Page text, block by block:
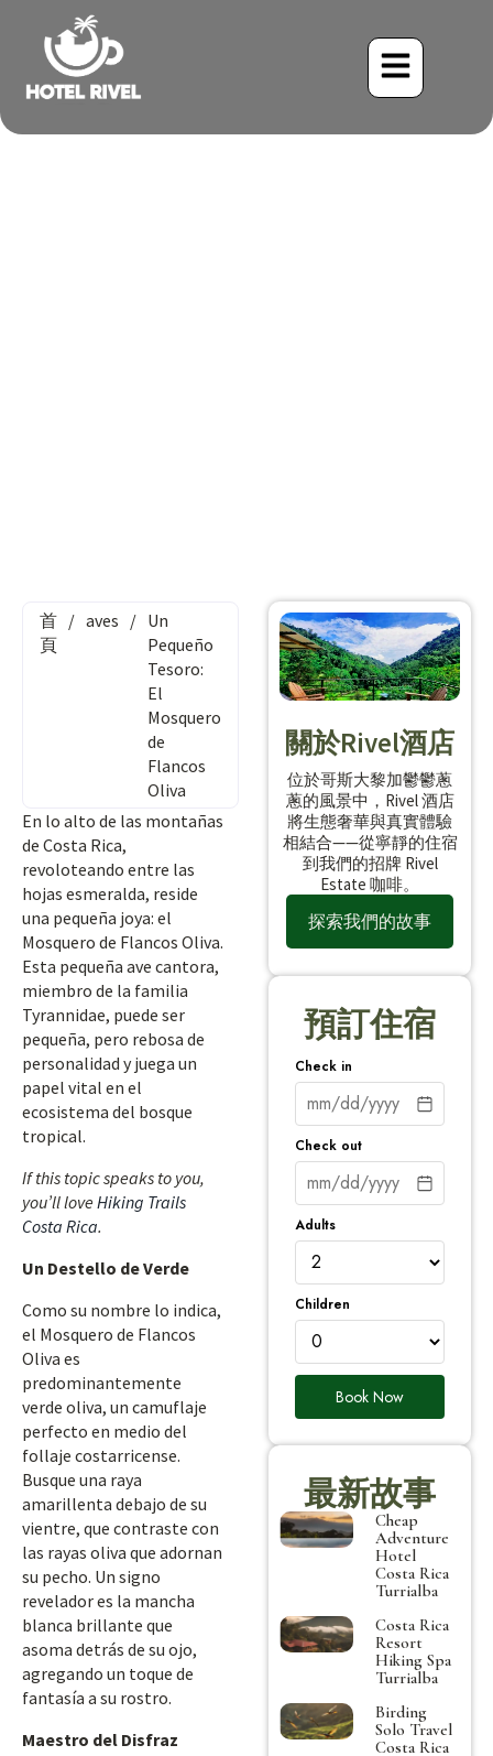
首
頁
/ aves / Un
Pequeño
Tesoro:
El
Mosquero
de
Flancos
Oliva
En lo alto de las montañas
de Costa Rica,
revoloteando entre las
hojas esmeralda, reside
una pequeña joya: el
Mosquero de Flancos Oliva.
Esta pequeña ave cantora,
miembro de la familia
Tyrannidae, puede ser
pequeña, pero rebosa de
personalidad y juega un
papel vital en el
ecosistema del bosque
tropical.
If this topic speaks to you,
you’ll love Hiking Trails
Costa Rica.
Un Destello de Verde
Como su nombre lo indica,
el Mosquero de Flancos
Oliva es
predominantemente
verde oliva, un camuflaje
perfecto en medio del
follaje costarricense.
Busque una raya
amarillenta debajo de su
vientre, que contraste con
las rayas oliva que adornan
su pecho. Un signo
revelador es la mancha
blanca brillante que
asoma detrás de su ojo,
agregando un toque de
fantasía a su rostro.
Maestro del Disfraz
關於Rivel酒店
位於哥斯大黎加鬱鬱蔥
蔥的風景中，Rivel 酒店
將生態奢華與真實體驗
相結合——從寧靜的住宿
到我們的招牌 Rivel
Estate 咖啡。
探索我們的故事
預訂住宿
Check in
Check out
Adults
Children
Book Now
最新故事
Cheap
Adventure
Hotel
Costa Rica
Turrialba
Costa Rica
Resort
Hiking Spa
Turrialba
Birding
Solo Travel
Costa Rica